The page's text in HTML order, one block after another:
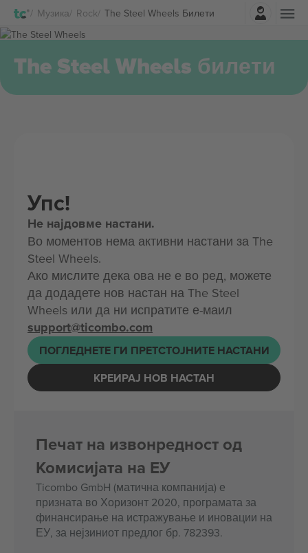
Музика Rock The Steel Wheels Билети
Најави се
The Steel Wheels билети
Упс!
Не најдовме настани.
Во моментов нема активни настани за The
Steel Wheels.
Ако мислите дека ова не е во ред, можете
да додадете нов настан на The Steel
Wheels или да ни испратите е-маил
support@ticombo.com
ПОГЛЕДНЕТЕ ГИ ПРЕТСТОЈНИТЕ НАСТАНИ
КРЕИРАЈ НОВ НАСТАН
Печат на извонредност од
Комисијата на ЕУ
Ticombo GmbH (матична компанија) е
призната во Хоризонт 2020, програмата за
финансирање на истражување и иновации на
ЕУ, за нејзиниот предлог бр. 782393.